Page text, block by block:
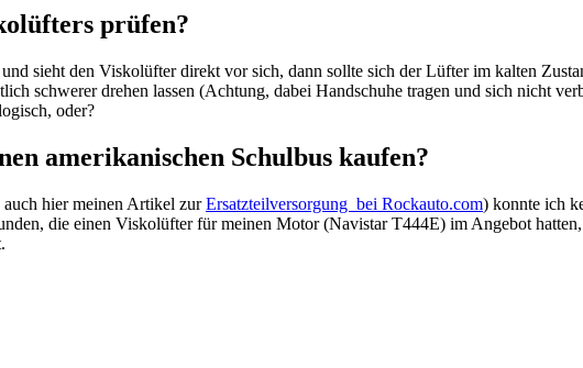
prüfen?
sieht den Viskolüfter direkt vor sich, dann sollte sich der Lüfter im kalten
schwerer drehen lassen (Achtung, dabei Handschuhe tragen und sich nicht
oder?
amerikanischen Schulbus kaufen?
hier meinen Artikel zurErsatzteilversorgung bei Rockauto.com) konnte ich
die einen Viskolüfter für meinen Motor (Navistar T444E) im Angebot